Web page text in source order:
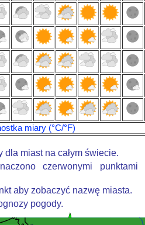
miary (°C/°F)
miast na całym świecie.
czerwonymi punktami
aby zobaczyć nazwę miasta.
pogody.